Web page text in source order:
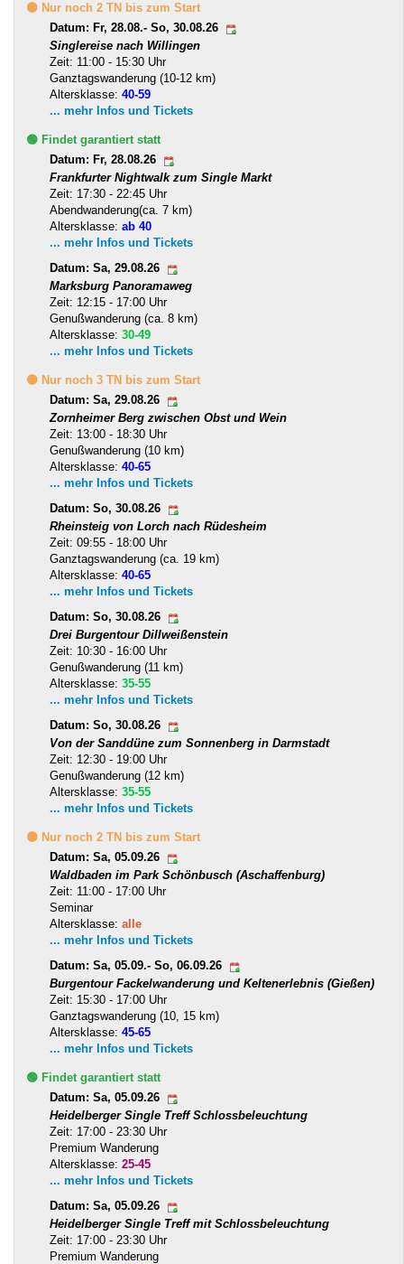
🟡 Nur noch 2 TN bis zum Start
Datum: Fr, 28.08.- So, 30.08.26
Singlereise nach Willingen
Zeit: 11:00 - 15:30 Uhr
Ganztagswanderung (10-12 km)
Altersklasse: 40-59
... mehr Infos und Tickets
🟢 Findet garantiert statt
Datum: Fr, 28.08.26
Frankfurter Nightwalk zum Single Markt
Zeit: 17:30 - 22:45 Uhr
Abendwanderung(ca. 7 km)
Altersklasse: ab 40
... mehr Infos und Tickets
Datum: Sa, 29.08.26
Marksburg Panoramaweg
Zeit: 12:15 - 17:00 Uhr
Genußwanderung (ca. 8 km)
Altersklasse: 30-49
... mehr Infos und Tickets
🟡 Nur noch 3 TN bis zum Start
Datum: Sa, 29.08.26
Zornheimer Berg zwischen Obst und Wein
Zeit: 13:00 - 18:30 Uhr
Genußwanderung (10 km)
Altersklasse: 40-65
... mehr Infos und Tickets
Datum: So, 30.08.26
Rheinsteig von Lorch nach Rüdesheim
Zeit: 09:55 - 18:00 Uhr
Ganztagswanderung (ca. 19 km)
Altersklasse: 40-65
... mehr Infos und Tickets
Datum: So, 30.08.26
Drei Burgentour Dillweißenstein
Zeit: 10:30 - 16:00 Uhr
Genußwanderung (11 km)
Altersklasse: 35-55
... mehr Infos und Tickets
Datum: So, 30.08.26
Von der Sanddüne zum Sonnenberg in Darmstadt
Zeit: 12:30 - 19:00 Uhr
Genußwanderung (12 km)
Altersklasse: 35-55
... mehr Infos und Tickets
🟡 Nur noch 2 TN bis zum Start
Datum: Sa, 05.09.26
Waldbaden im Park Schönbusch (Aschaffenburg)
Zeit: 11:00 - 17:00 Uhr
Seminar
Altersklasse: alle
... mehr Infos und Tickets
Datum: Sa, 05.09.- So, 06.09.26
Burgentour Fackelwanderung und Keltenerlebnis (Gießen)
Zeit: 15:30 - 17:00 Uhr
Ganztagswanderung (10, 15 km)
Altersklasse: 45-65
... mehr Infos und Tickets
🟢 Findet garantiert statt
Datum: Sa, 05.09.26
Heidelberger Single Treff Schlossbeleuchtung
Zeit: 17:00 - 23:30 Uhr
Premium Wanderung
Altersklasse: 25-45
... mehr Infos und Tickets
Datum: Sa, 05.09.26
Heidelberger Single Treff mit Schlossbeleuchtung
Zeit: 17:00 - 23:30 Uhr
Premium Wanderung